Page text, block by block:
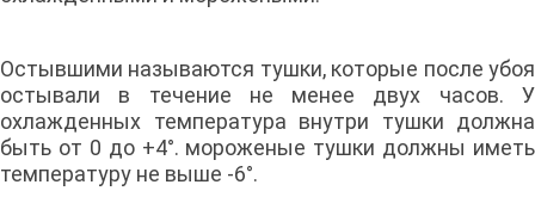
Остывшими называются тушки, которые после убоя
остывали в течение не менее двух часов. У
охлажденных температура внутри тушки должна
быть от 0 до +4°. мороженые тушки должны иметь
температуру не выше -6°.